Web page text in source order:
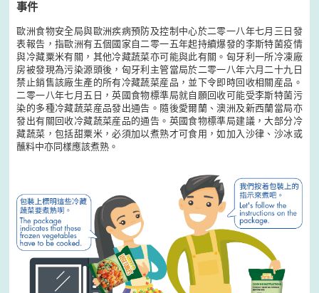
事件
歐洲食物安全局與歐洲疾病預防及控制中心於二零一八年七月三日發
表報告，指歐洲有五個國家自二零一五年起持續爆發的李斯特菌疫情
與冷藏粟米有關，其他冷藏蔬菜亦可能與此有關。匈牙利一所冷凍廠
房被發現為污染源頭後，匈牙利主管當局於二零一八年六月二十九日
禁止銷售該廠生產的所有冷藏蔬菜産品，並下令即時回收相關産品。
二零一八年七月五日，英國食物標準局就自願回收可能受李斯特菌污
染的多種冷藏蔬菜産品發出通告。隨後愛爾蘭、澳洲及新西蘭當局亦
發出有關回收冷藏蔬菜産品的通告。英國食物標準局建議，大部分冷
藏蔬菜，包括甜粟米，必須加以煮熟才可食用，如加入沙律、沙冰或
蘸料中亦同樣應該煮熟。